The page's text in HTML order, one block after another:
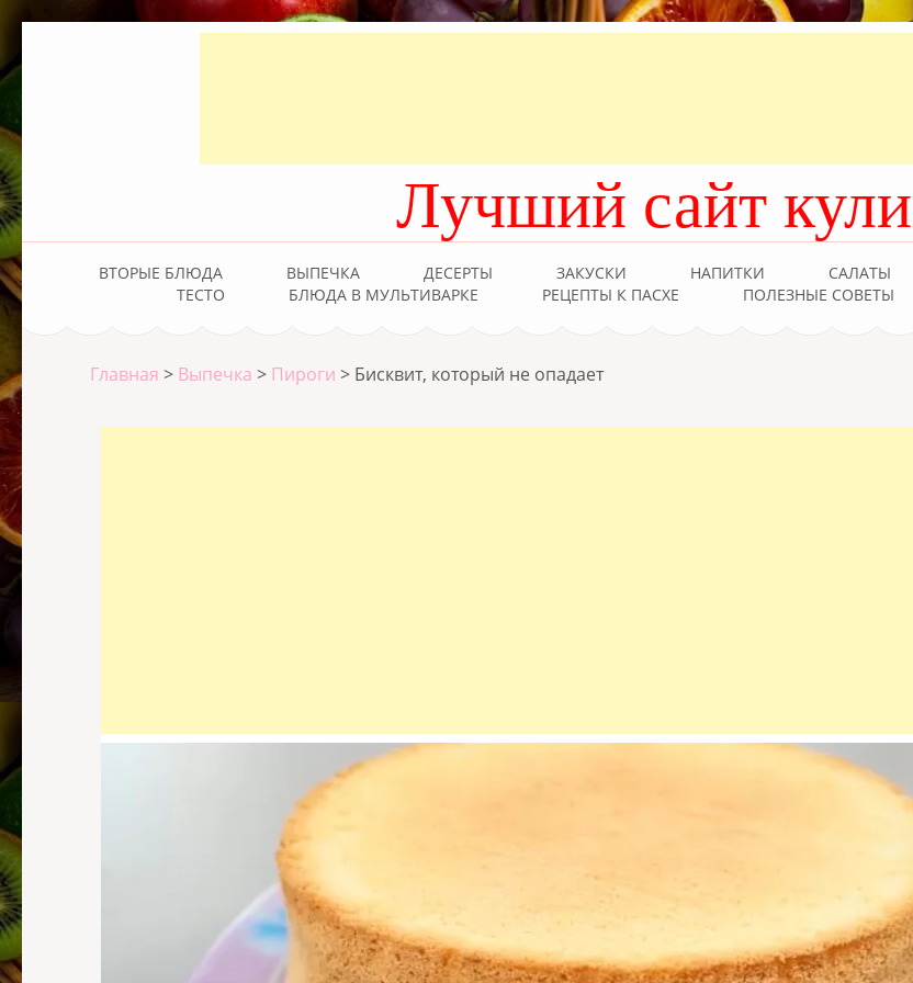
Лучший сайт
ВТОРЫЕ БЛЮДА ВЫПЕЧКА ДЕСЕРТЫ ЗАКУСКИ НАПИТКИ САЛАТЫ
ТЕСТО
БЛЮДА В МУЛЬТИВАРКЕ РЕЦЕПТЫ К ПАСХЕ ПОЛЕЗНЫЕ СОВЕТЫ
Главная > Выпечка > Пироги > Бисквит, который не опадает